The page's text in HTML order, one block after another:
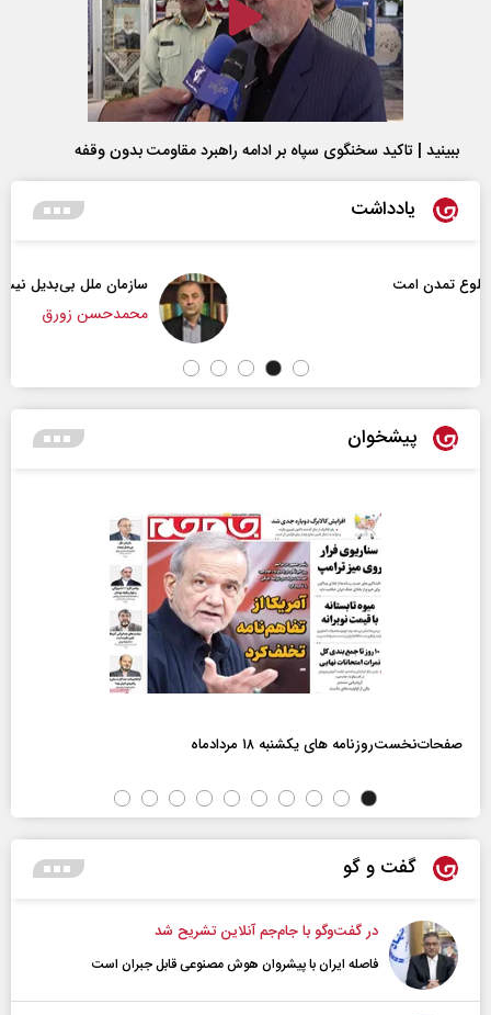
ببینید | تاکید سخنگوی سپاه بر ادامه راهبرد مقاومت بدون وقفه
یادداشت
سازمان ملل بی‌بدیل نیست
محمدحسن زورق
پیشخوان
صفحات‌نخست‌روزنامه ها‌ی یکشنبه ۱۸ مردادماه
گفت و گو
در گفت‌و‌گو با جام‌جم آنلاین تشریح شد
فاصله ایران با پیشرو‌ان هوش مصنوعی قابل جبران است